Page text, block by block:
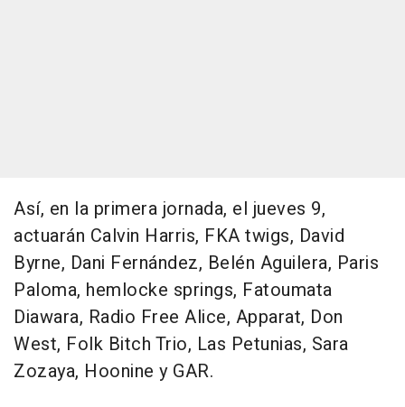
Así, en la primera jornada, el jueves 9,
actuarán Calvin Harris, FKA twigs, David
Byrne, Dani Fernández, Belén Aguilera, Paris
Paloma, hemlocke springs, Fatoumata
Diawara, Radio Free Alice, Apparat, Don
West, Folk Bitch Trio, Las Petunias, Sara
Zozaya, Hoonine y GAR.